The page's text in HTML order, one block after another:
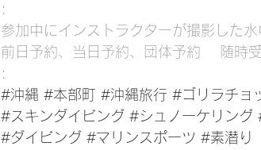
:
参加中にインストラクターが撮影した
前日予約、当日予約、団体予約　 随時受
:
#沖縄 #本部町 #沖縄旅行 #ゴリラチョ
#スキンダイビング #シュノーケリング
#ダイビング #マリンスポーツ #素潜り